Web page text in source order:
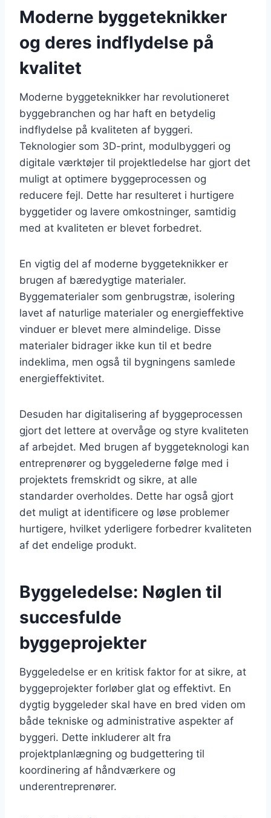
Moderne byggeteknikker
og deres indflydelse på
kvalitet
Moderne byggeteknikker har revolutioneret
byggebranchen og har haft en betydelig
indflydelse på kvaliteten af byggeri.
Teknologier som 3D-print, modulbyggeri og
digitale værktøjer til projektledelse har gjort det
muligt at optimere byggeprocessen og
reducere fejl. Dette har resulteret i hurtigere
byggetider og lavere omkostninger, samtidig
med at kvaliteten er blevet forbedret.
En vigtig del af moderne byggeteknikker er
brugen af bæredygtige materialer.
Byggematerialer som genbrugstræ, isolering
lavet af naturlige materialer og energieffektive
vinduer er blevet mere almindelige. Disse
materialer bidrager ikke kun til et bedre
indeklima, men også til bygningens samlede
energieffektivitet.
Desuden har digitalisering af byggeprocessen
gjort det lettere at overvåge og styre kvaliteten
af arbejdet. Med brugen af byggeteknologi kan
entreprenører og byggelederne følge med i
projektets fremskridt og sikre, at alle
standarder overholdes. Dette har også gjort
det muligt at identificere og løse problemer
hurtigere, hvilket yderligere forbedrer kvaliteten
af det endelige produkt.
Byggeledelse: Nøglen til
succesfulde
byggeprojekter
Byggeledelse er en kritisk faktor for at sikre, at
byggeprojekter forløber glat og effektivt. En
dygtig byggeleder skal have en bred viden om
både tekniske og administrative aspekter af
byggeri. Dette inkluderer alt fra
projektplanlægning og budgettering til
koordinering af håndværkere og
underentreprenører.